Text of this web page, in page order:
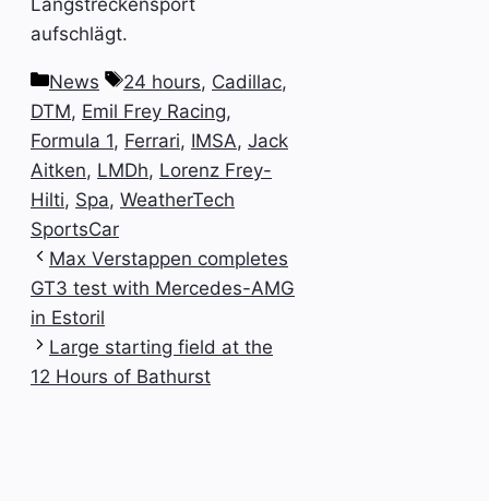
Langstreckensport
aufschlägt.
Categories
News Tags
24 hours, Cadillac,
DTM, Emil Frey Racing,
Formula 1, Ferrari, IMSA, Jack
Aitken, LMDh, Lorenz Frey-
Hilti, Spa, WeatherTech
SportsCar
Max Verstappen completes
GT3 test with Mercedes-AMG
in Estoril
Large starting field at the
12 Hours of Bathurst